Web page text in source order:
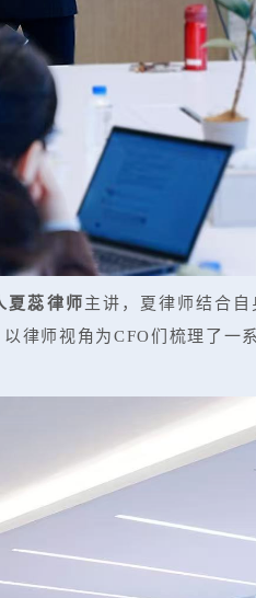
夏蕊律师主讲，夏律师结合
律师视角为CFO们梳理了